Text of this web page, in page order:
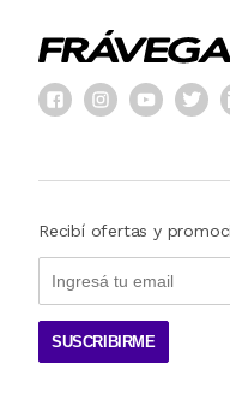
Recibí ofertas y
SUSCRIBIRME